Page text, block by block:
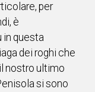
per
è
in questa
dei roghi che
nostro ultimo
si sono